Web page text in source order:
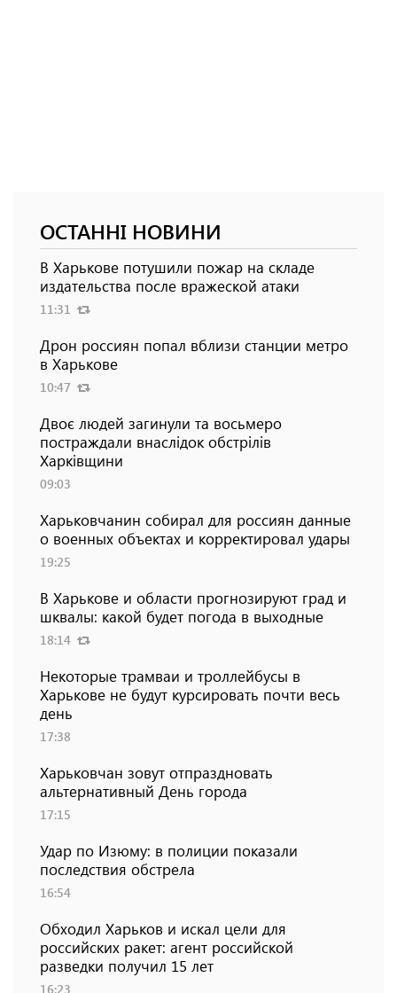
ОСТАННІ НОВИНИ
В Харькове потушили пожар на складе
издательства после вражеской атаки
11:31
Дрон россиян попал вблизи станции метро
в Харькове
10:47
Двоє людей загинули та восьмеро
постраждали внаслідок обстрілів
Харківщини
09:03
Харьковчанин собирал для россиян данные
о военных объектах и ​​корректировал удары
19:25
В Харькове и области прогнозируют град и
шквалы: какой будет погода в выходные
18:14
Некоторые трамваи и троллейбусы в
Харькове не будут курсировать почти весь
день
17:38
Харьковчан зовут отпраздновать
альтернативный День города
17:15
Удар по Изюму: в полиции показали
последствия обстрела
16:54
Обходил Харьков и искал цели для
российских ракет: агент российской
разведки получил 15 лет
16:23